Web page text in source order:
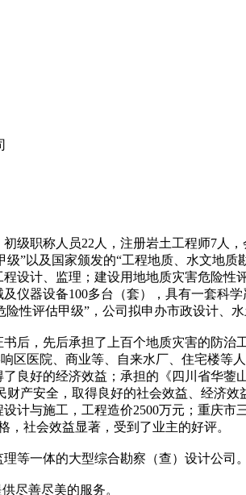
级职称人员22人，注册岩土工程师7人
”以及国家颁发的“工程地质、水文地
设计、监理；建设用地地质灾害危险
器设备100多台（套），具有一套科
性评估甲级”，公司拟申办市政设计、
后，先后承担了上百个地质灾害的防
区医院、商业等、自来水厂、住宅楼
良好的经济效益；承担的《四川省华
产安全，取得良好的社会效益、经济
与施工，工程造价2500万元；重庆市
社会效益显著，受到了业主的好评。
等一体的大型综合勘察（查）设计公司。
尽善尽美的服务。